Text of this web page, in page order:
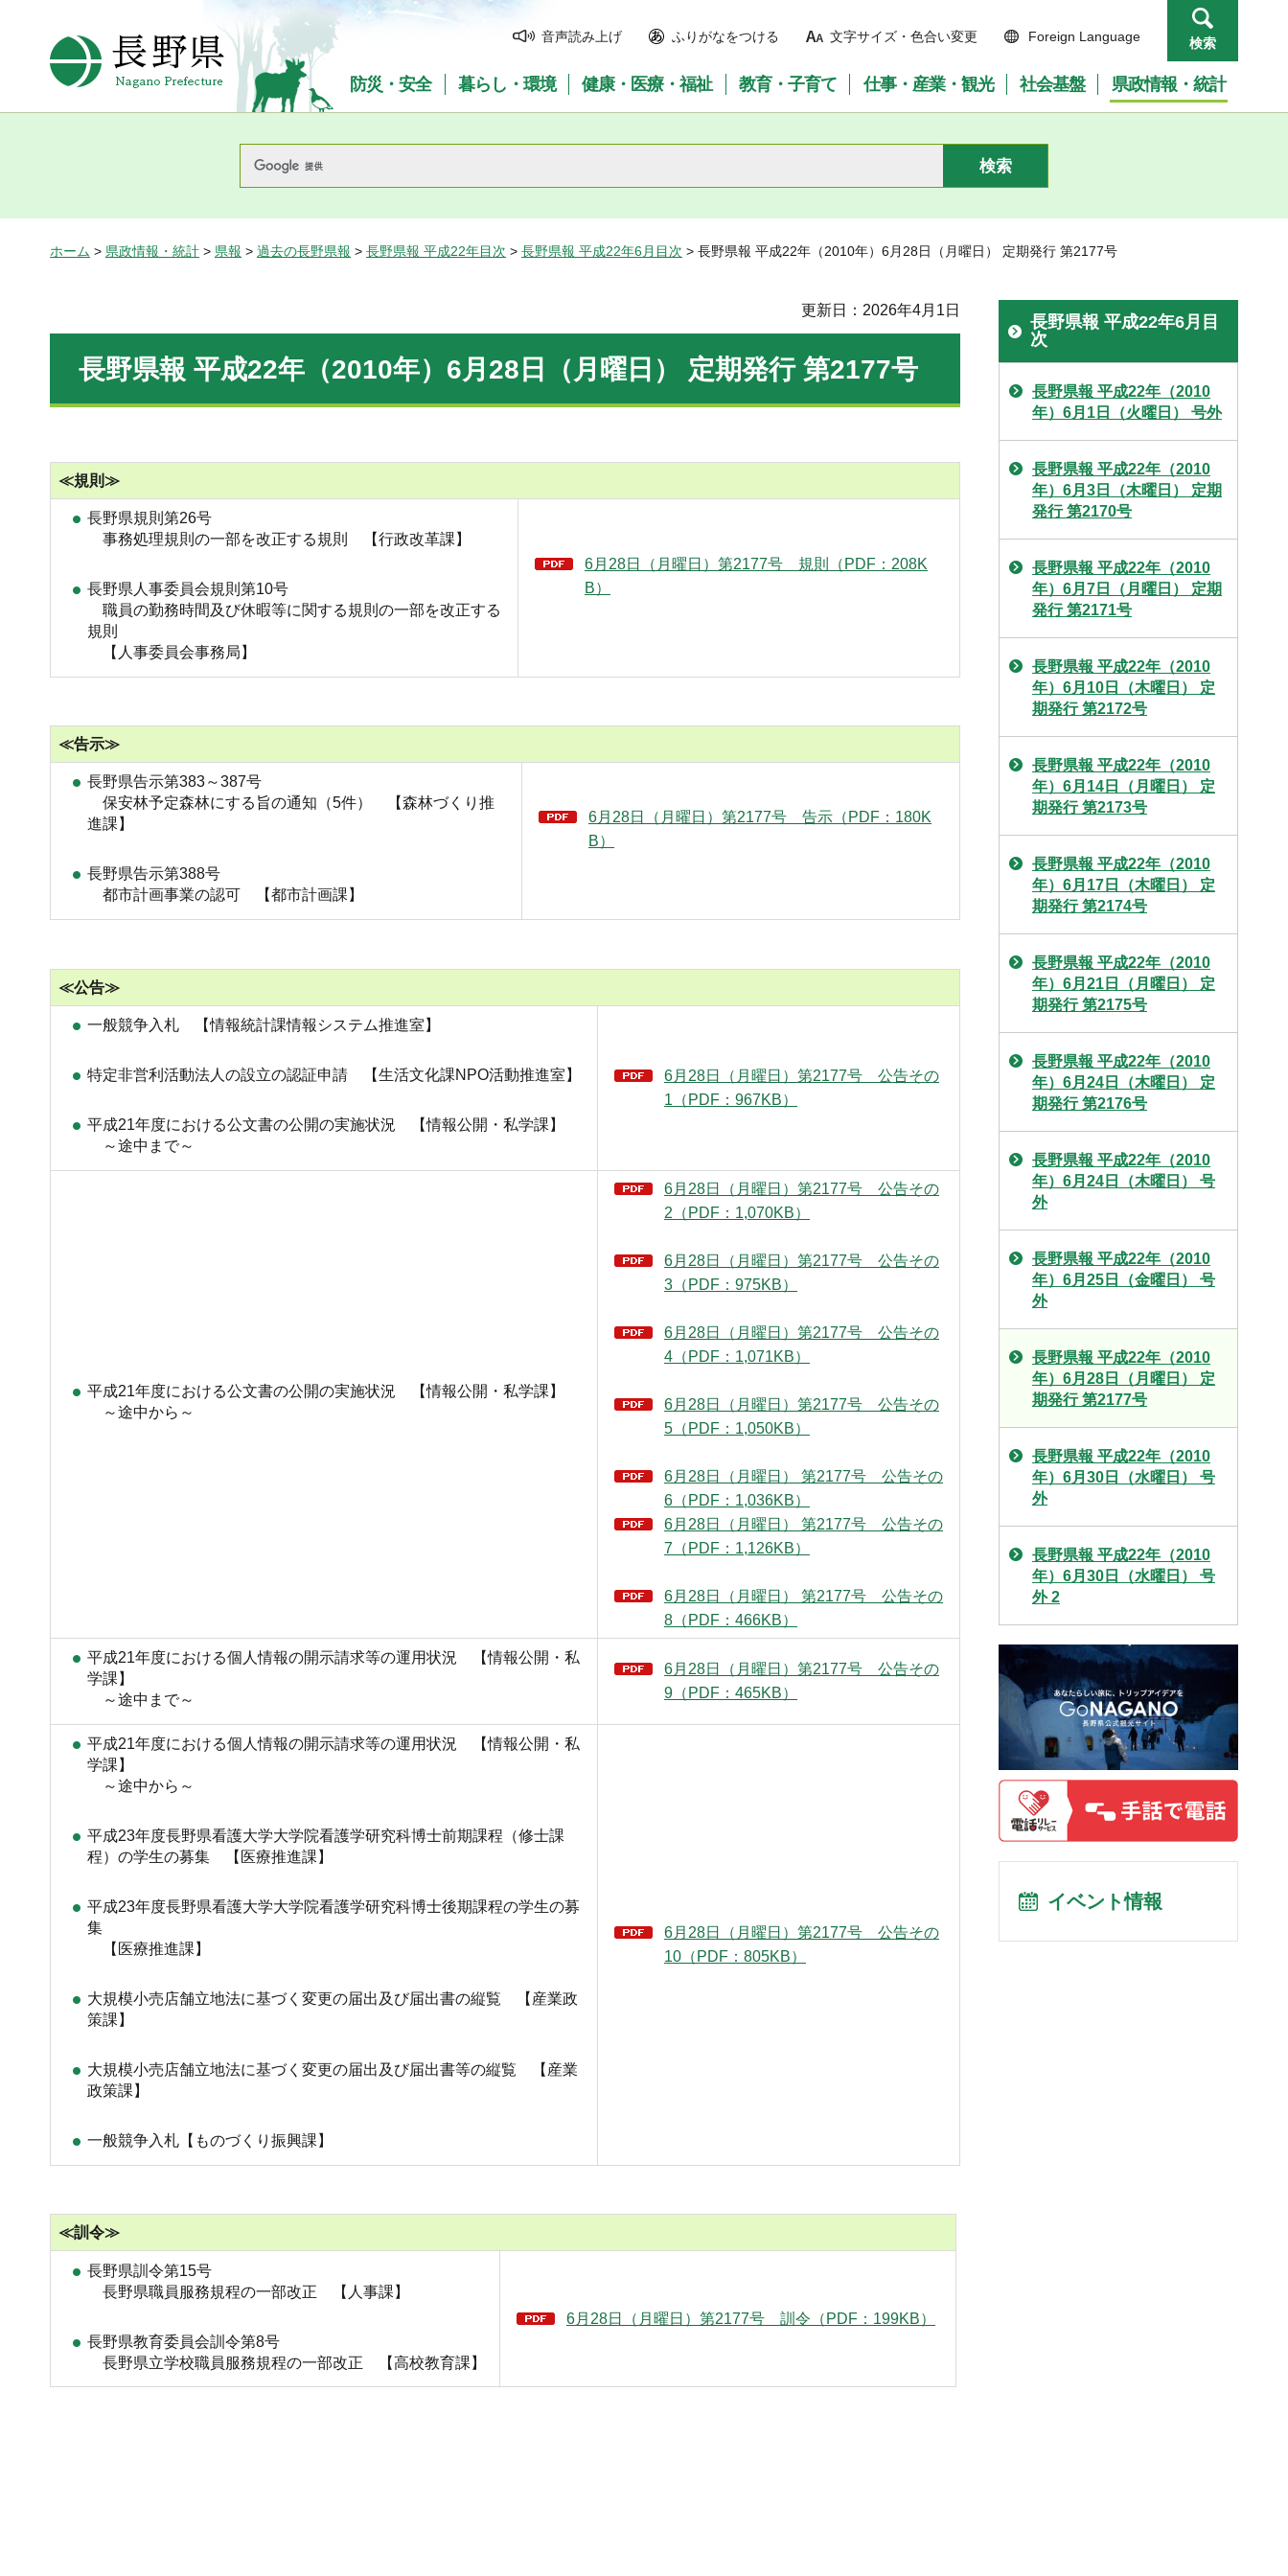
長野県Nagano Prefecture
音声読み上げ ふりがなをつける 文字サイズ・色合い変更 Foreign Language 検索
防災・安全 暮らし・環境 健康・医療・福祉 教育・子育て 仕事・産業・観光 社会基盤 県政情報・統計
ホーム > 県政情報・統計 > 県報 > 過去の長野県報 > 長野県報 平成22年目次 > 長野県報 平成22年6月目次 > 長野県報 平成22年（2010年）6月28日（月曜日） 定期発行 第2177号
更新日：2026年4月1日
長野県報 平成22年（2010年）6月28日（月曜日） 定期発行 第2177号
≪規則≫
長野県規則第26号
事務処理規則の一部を改正する規則 【行政改革課】
長野県人事委員会規則第10号
職員の勤務時間及び休暇等に関する規則の一部を改正する
規則
【人事委員会事務局】
6月28日（月曜日）第2177号 規則（PDF：208K
B）
≪告示≫
長野県告示第383～387号
保安林予定森林にする旨の通知（5件） 【森林づくり推
進課】
長野県告示第388号
都市計画事業の認可 【都市計画課】
6月28日（月曜日）第2177号 告示（PDF：180K
B）
≪公告≫
一般競争入札 【情報統計課情報システム推進室】
特定非営利活動法人の設立の認証申請 【生活文化課NPO活動推進室】
平成21年度における公文書の公開の実施状況 【情報公開・私学課】
～途中まで～
6月28日（月曜日）第2177号 公告その
1（PDF：967KB）
平成21年度における公文書の公開の実施状況 【情報公開・私学課】
～途中から～
6月28日（月曜日）第2177号 公告その
2（PDF：1,070KB）
6月28日（月曜日）第2177号 公告その
3（PDF：975KB）
6月28日（月曜日）第2177号 公告その
4（PDF：1,071KB）
6月28日（月曜日）第2177号 公告その
5（PDF：1,050KB）
6月28日（月曜日） 第2177号 公告その
6（PDF：1,036KB）
6月28日（月曜日） 第2177号 公告その
7（PDF：1,126KB）
6月28日（月曜日） 第2177号 公告その
8（PDF：466KB）
平成21年度における個人情報の開示請求等の運用状況 【情報公開・私
学課】
～途中まで～
6月28日（月曜日）第2177号 公告その
9（PDF：465KB）
平成21年度における個人情報の開示請求等の運用状況 【情報公開・私
学課】
～途中から～
平成23年度長野県看護大学大学院看護学研究科博士前期課程（修士課
程）の学生の募集 【医療推進課】
平成23年度長野県看護大学大学院看護学研究科博士後期課程の学生の募
集
【医療推進課】
大規模小売店舗立地法に基づく変更の届出及び届出書の縦覧 【産業政
策課】
大規模小売店舗立地法に基づく変更の届出及び届出書等の縦覧 【産業
政策課】
一般競争入札【ものづくり振興課】
6月28日（月曜日）第2177号 公告その
10（PDF：805KB）
≪訓令≫
長野県訓令第15号
長野県職員服務規程の一部改正 【人事課】
長野県教育委員会訓令第8号
長野県立学校職員服務規程の一部改正 【高校教育課】
6月28日（月曜日）第2177号 訓令（PDF：199KB）
長野県報 平成22年6月目
次
長野県報 平成22年（2010
年）6月1日（火曜日） 号外
長野県報 平成22年（2010
年）6月3日（木曜日） 定期
発行 第2170号
長野県報 平成22年（2010
年）6月7日（月曜日） 定期
発行 第2171号
長野県報 平成22年（2010
年）6月10日（木曜日） 定
期発行 第2172号
長野県報 平成22年（2010
年）6月14日（月曜日） 定
期発行 第2173号
長野県報 平成22年（2010
年）6月17日（木曜日） 定
期発行 第2174号
長野県報 平成22年（2010
年）6月21日（月曜日） 定
期発行 第2175号
長野県報 平成22年（2010
年）6月24日（木曜日） 定
期発行 第2176号
長野県報 平成22年（2010
年）6月24日（木曜日） 号
外
長野県報 平成22年（2010
年）6月25日（金曜日） 号
外
長野県報 平成22年（2010
年）6月28日（月曜日） 定
期発行 第2177号
長野県報 平成22年（2010
年）6月30日（水曜日） 号
外
長野県報 平成22年（2010
年）6月30日（水曜日） 号
外 2
イベント情報